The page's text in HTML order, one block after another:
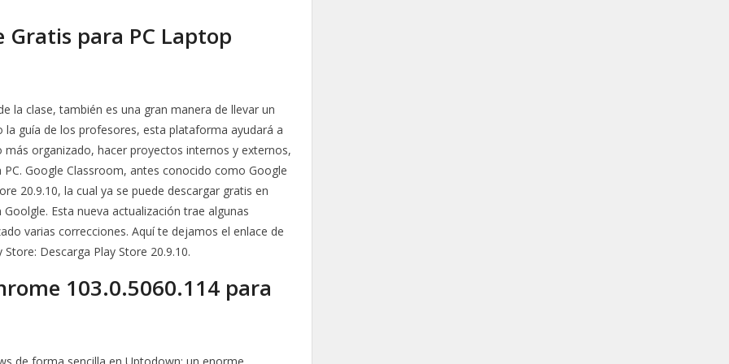
Gratis para PC Laptop
la clase, también es una gran manera de llevar un
guía de los profesores, esta plataforma ayudará a
organizado, hacer proyectos internos y externos,
Google Classroom, antes conocido como Google
20.9.10, la cual ya se puede descargar gratis en
Esta nueva actualización trae algunas
varias correcciones. Aquí te dejamos el enlace de
Descarga Play Store 20.9.10.
103.0.5060.114 para